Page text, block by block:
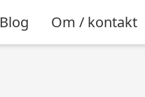
Blog Om / kontakt